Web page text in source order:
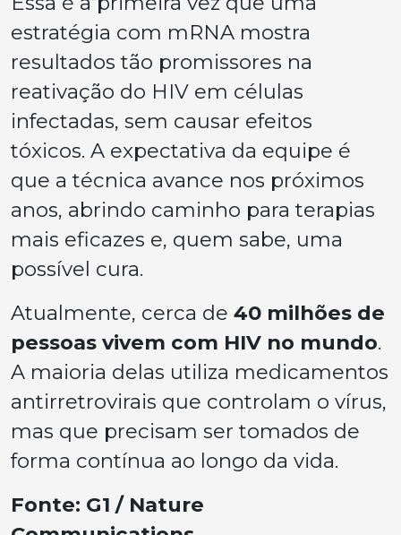
estratégia com mRNA mostra
resultados tão promissores na
reativação do HIV em células
infectadas, sem causar efeitos
tóxicos. A expectativa da equipe é
que a técnica avance nos próximos
anos, abrindo caminho para terapias
mais eficazes e, quem sabe, uma
possível cura.
Atualmente, cerca de 40 milhões de
pessoas vivem com HIV no mundo.
A maioria delas utiliza medicamentos
antirretrovirais que controlam o vírus,
mas que precisam ser tomados de
forma contínua ao longo da vida.
Fonte: G1 / Nature